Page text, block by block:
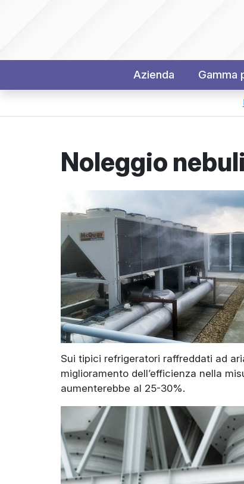
Azienda Gamma
Noleggio
Sui tipici refrigeratori raffreddati ad
miglioramento dell’efficienza nella
aumenterebbe al 25-30%.